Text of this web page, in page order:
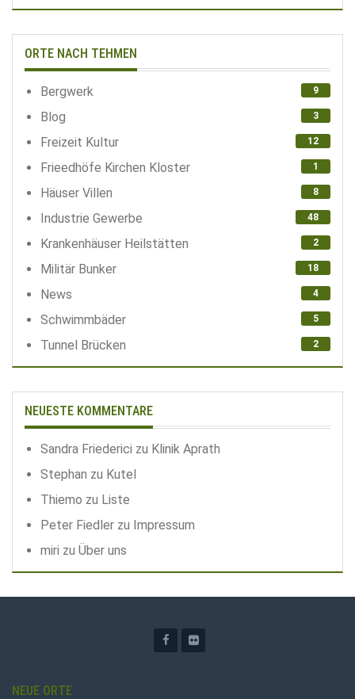
ORTE NACH TEHMEN
Bergwerk 9
Blog 3
Freizeit Kultur 12
Frieedhöfe Kirchen Kloster 1
Häuser Villen 8
Industrie Gewerbe 48
Krankenhäuser Heilstätten 2
Militär Bunker 18
News 4
Schwimmbäder 5
Tunnel Brücken 2
NEUESTE KOMMENTARE
Sandra Friederici zu Klinik Aprath
Stephan zu Kutel
Thiemo zu Liste
Peter Fiedler zu Impressum
miri zu Über uns
NEUE ORTE